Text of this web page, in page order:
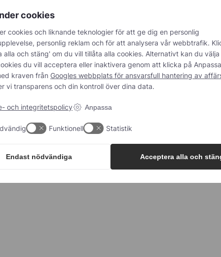
BiB, 20 kg, kyld (aseptisk)
fryst
Fat, ca 200 kg, kylda
eller frysta
Behållare
cookies
cookies och liknande teknologier för att ge dig en personlig
personlig reklam och för att analysera vår webbtrafik.
alla och stäng' om du vill tillåta alla cookies. Alternativt kan du välja
du vill acceptera eller inaktivera genom att klicka på
kraven från Googles webbplats för ansvarsfull hantering av
vi transparens och din kontroll över dina data.
och integritetspolicy Anpassa
Funktionell Statistik
Endast nödvändiga Acceptera alla och